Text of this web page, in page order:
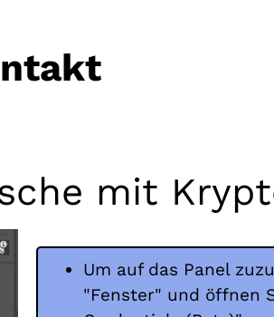
mit
Um auf das Panel
"Fenster" und öffnen